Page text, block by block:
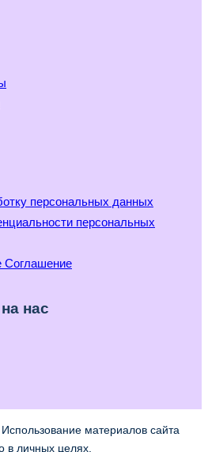
персональных данных
персональных
Соглашение
нас
материалов сайта
в личных целях.